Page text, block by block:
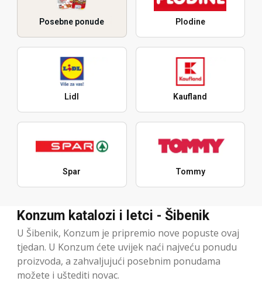
Posebne ponude Plodine
Lidl Kaufland
Spar Tommy
Konzum katalozi i letci - Šibenik
U Šibenik, Konzum je pripremio nove popuste ovaj
tjedan. U Konzum ćete uvijek naći najveću ponudu
proizvoda, a zahvaljujući posebnim ponudama
možete i uštediti novac.